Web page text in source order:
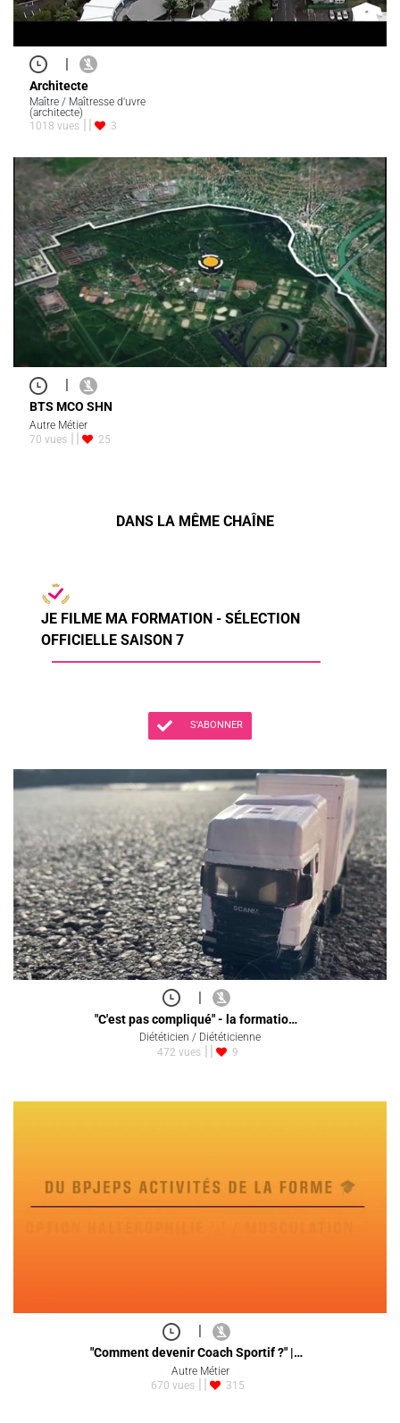
|
Architecte
Maître / Maîtresse d'uvre
(architecte)
1018 vues
3
|
BTS MCO SHN
Autre Métier
70 vues
25
DANS LA MÊME CHAÎNE
JE FILME MA FORMATION - SÉLECTION
OFFICIELLE SAISON 7
S'ABONNER
|
"C'est pas compliqué" - la formatio…
Diététicien / Diététicienne
472 vues
9
|
"Comment devenir Coach Sportif ?" |…
Autre Métier
670 vues
315